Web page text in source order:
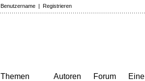
Benutzername | Registrieren
Themen
Autoren
Forum